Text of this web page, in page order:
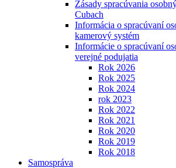
Zásady spracúvania
Cubach
Informácia o spracúvaní
kamerový systém
Informácie o spracúvaní
verejné podujatia
Rok 2026
Rok 2025
Rok 2024
rok 2023
Rok 2022
Rok 2021
Rok 2020
Rok 2019
Rok 2018
Samospráva